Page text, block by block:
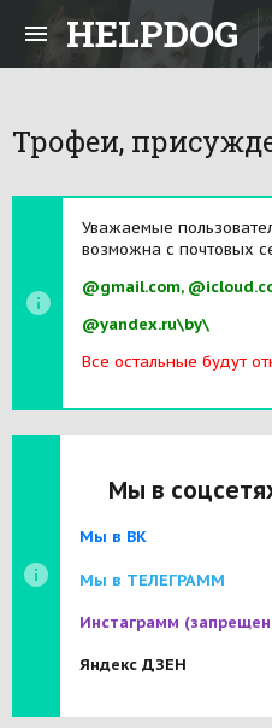
HELPDOG
Трофеи,
Уважаемые
возможна с почтовых
@gmail.com,
@yandex.ru\by\
Все остальные будут
Мы в
Мы в ВК
Мы в ТЕЛЕГРАММ
Инстаграмм
Яндекс ДЗЕН